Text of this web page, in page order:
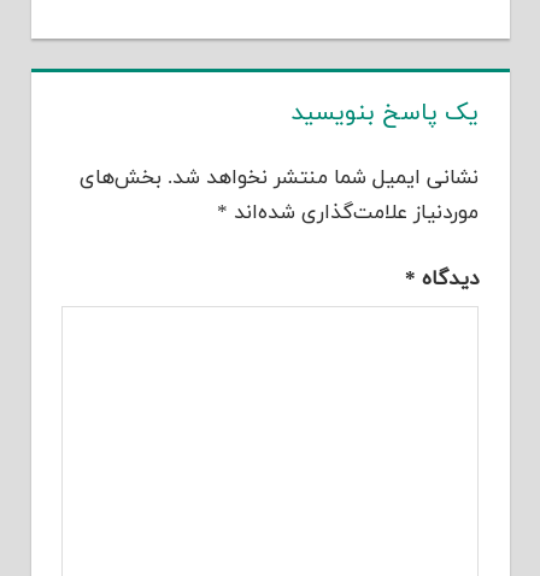
یک پاسخ بنویسید
نشانی ایمیل شما منتشر نخواهد شد. بخش‌های
موردنیاز علامت‌گذاری شده‌اند *
دیدگاه *